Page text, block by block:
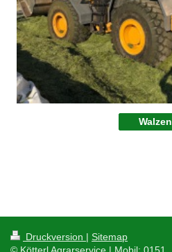
Walzen
Druckversion | Sitemap